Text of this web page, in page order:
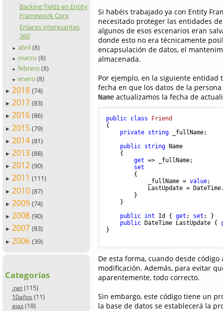
Backing fields en Entity
Framework Core
Enlaces interesantes
360
► abril (8)
► marzo (8)
► febrero (8)
► enero (8)
► 2018 (74)
► 2017 (83)
► 2016 (86)
► 2015 (79)
► 2014 (81)
► 2013 (88)
► 2012 (90)
► 2011 (111)
► 2010 (87)
► 2009 (74)
► 2008 (90)
► 2007 (83)
► 2006 (39)
Categorías
.net (115)
10años (11)
ajax (18)
Si habéis trabajado ya con Entity
necesitado proteger las entidades
algunos de esos escenarios eran
donde esto no era técnicamente
encapsulación de datos, el
almacenada.
Por ejemplo, en la siguiente
fecha en que los datos de la
Name actualizamos la fecha de
public class
Friend
{
private string _fullName;
public string Name
    {
get => _fullName;
set
        {
            _fullName =
value;
LastUpdate =
        }
    }
public int Id { get ; set ; }
public DateTime LastUpdate {
}
De esta forma, cuando desde
modificación. Además, para evitar
aparentemente, todo correcto.
Sin embargo, este código tiene un
la base de datos se establecerá la